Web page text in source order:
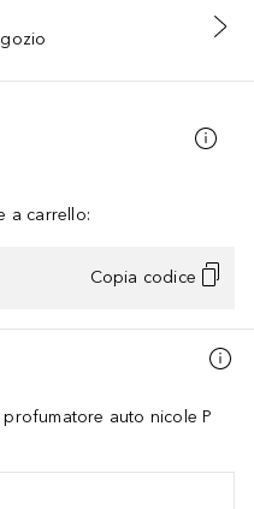
a carrello:
Copia codice
auto nicole P